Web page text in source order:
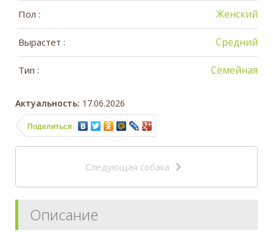
Пол : Женский
Вырастет : Средний
Тип : Семейная
Актуальность: 17.06.2026
Поделиться
Следующая собака
Описание